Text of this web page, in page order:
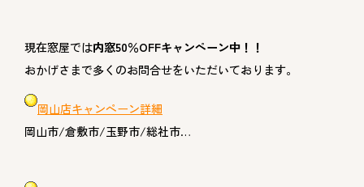
現在窓屋では内窓50％OFFキャンペーン中！！
おかげさまで多くのお問合せをいただいております。
岡山店キャンペーン詳細
岡山市/倉敷市/玉野市/総社市…